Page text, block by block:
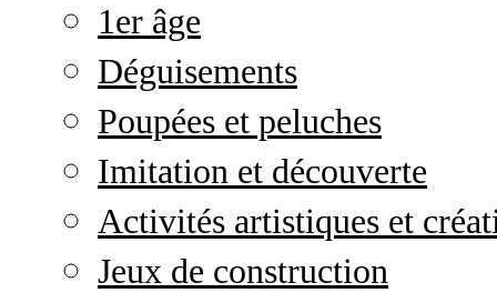
1er âge
Déguisements
Poupées et peluches
Imitation et découverte
Activités artistiques et
Jeux de construction